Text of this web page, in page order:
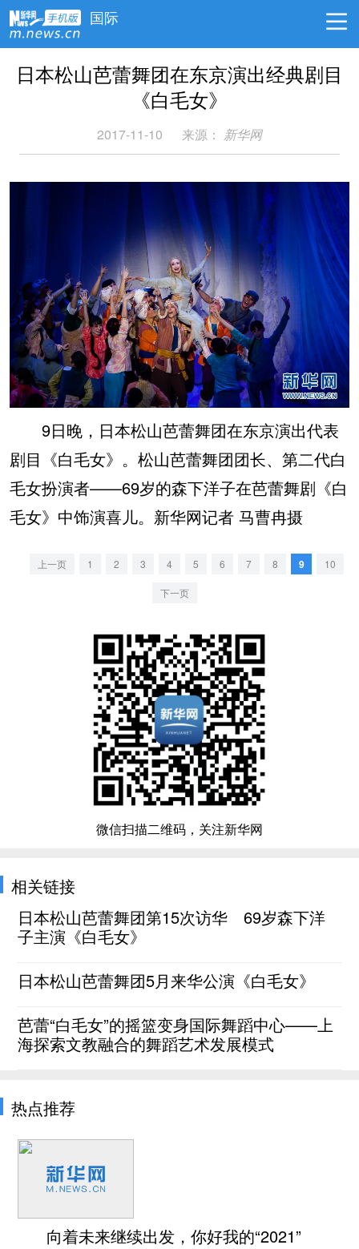
国际
日本松山芭蕾舞团在东京演出经典剧目
《白毛女》
2017-11-10 来源： 新华网
9日晚，日本松山芭蕾舞团在东京演出代表
剧目《白毛女》。松山芭蕾舞团团长、第二代白
毛女扮演者——69岁的森下洋子在芭蕾舞剧《白
毛女》中饰演喜儿。新华网记者 马曹冉摄
上一页 1 2 3 4 5 6 7 8 9 10
下一页
微信扫描二维码，关注新华网
相关链接
日本松山芭蕾舞团第15次访华 69岁森下洋
子主演《白毛女》
日本松山芭蕾舞团5月来华公演《白毛女》
芭蕾“白毛女”的摇篮变身国际舞蹈中心——上
海探索文教融合的舞蹈艺术发展模式
热点推荐
向着未来继续出发，你好我的“2021”